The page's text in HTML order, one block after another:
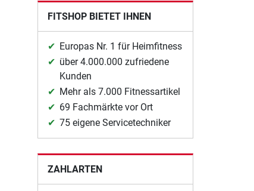
FITSHOP BIETET IHNEN
Europas Nr. 1 für Heimfitness
über 4.000.000 zufriedene
Kunden
Mehr als 7.000 Fitnessartikel
69 Fachmärkte vor Ort
75 eigene Servicetechniker
ZAHLARTEN